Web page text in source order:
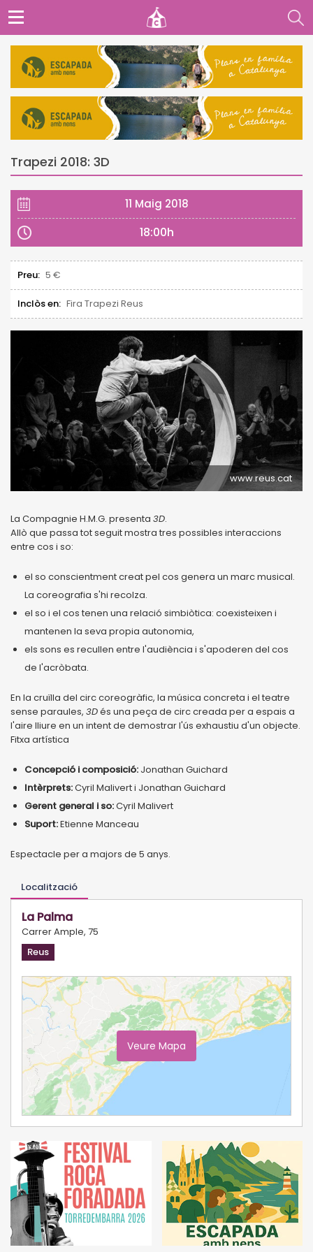
Trapezi 2018: 3D
11 Maig 2018
18:00h
Preu: 5 €
Inclòs en: Fira Trapezi Reus
www.reus.cat
La Compagnie H.M.G. presenta 3D.
Allò que passa tot seguit mostra tres possibles interaccions
entre cos i so:
el so conscientment creat pel cos genera un marc musical.
La coreografia s'hi recolza.
el so i el cos tenen una relació simbiòtica: coexisteixen i
mantenen la seva propia autonomia,
els sons es recullen entre l'audiència i s'apoderen del cos
de l'acròbata.
En la cruïlla del circ coreogràfic, la música concreta i el teatre
sense paraules, 3Dés una peça de circ creada per a espais a
l'aire lliure en un intent de demostrar l'ús exhaustiu d'un objecte.
Fitxa artística
Concepció i composició: Jonathan Guichard
Intèrprets:Cyril Malivert i Jonathan Guichard
Gerent general i so:Cyril Malivert
Suport:Etienne Manceau
Espectacle per a majors de 5 anys.
Localització
La Palma
Carrer Ample, 75
Reus
Veure Mapa